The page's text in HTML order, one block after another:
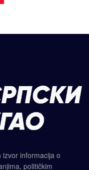
informacija o
političkim